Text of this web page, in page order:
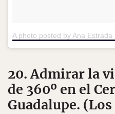
A photo posted by Ana
20. Admirar la
de 360º en el
Guadalupe.